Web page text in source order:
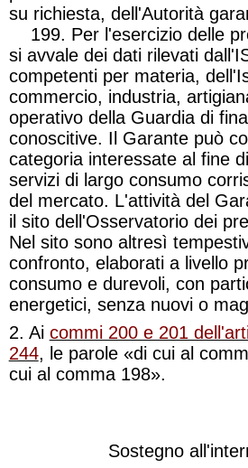
su richiesta, dell'Autorità
199. Per l'esercizio delle
si avvale dei dati rilevati
competenti per materia,
commercio, industria,
operativo della Guardia di
conoscitive. Il Garante può
categoria interessate al fine
servizi di largo consumo
del mercato. L'attività del
il sito dell'Osservatorio dei
Nel sito sono altresì
confronto, elaborati a livello
consumo e durevoli, con
energetici, senza nuovi o
2. Ai commi 200 e 201
244, le parole «di cui al
cui al comma 198».
Sostegno